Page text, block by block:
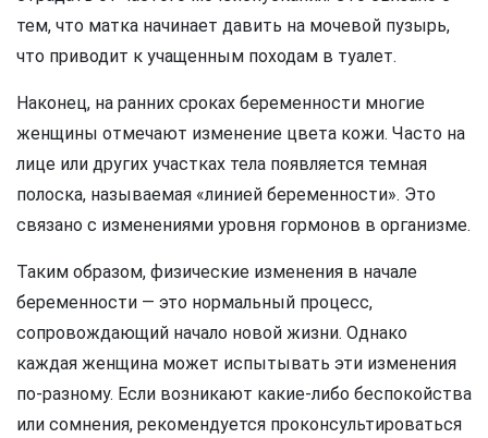
тем, что матка начинает давить на мочевой пузырь,
что приводит к учащенным походам в туалет.
Наконец, на ранних сроках беременности многие
женщины отмечают изменение цвета кожи. Часто на
лице или других участках тела появляется темная
полоска, называемая «линией беременности». Это
связано с изменениями уровня гормонов в организме.
Таким образом, физические изменения в начале
беременности — это нормальный процесс,
сопровождающий начало новой жизни. Однако
каждая женщина может испытывать эти изменения
по-разному. Если возникают какие-либо беспокойства
или сомнения, рекомендуется проконсультироваться